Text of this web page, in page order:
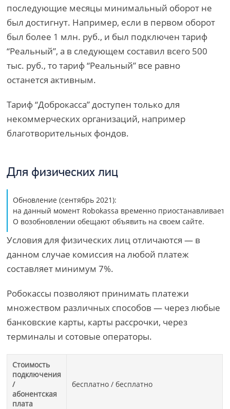
последующие месяцы минимальный оборот не
был достигнут. Например, если в первом оборот
был более 1 млн. руб., и был подключен тариф
“Реальный”, а в следующем составил всего 500
тыс. руб., то тариф “Реальный” все равно
останется активным.
Тариф “Доброкасса” доступен только для
некоммерческих организаций, например
благотворительных фондов.
Для физических лиц
Обновление (сентябрь 2021):
на данный момент Robokassa временно
Условия для физических лиц отличаются — в
данном случае комиссия на любой платеж
составляет минимум 7%.
Робокассы позволяют принимать платежи
множеством различных способов — через любые
банковские карты, карты рассрочки, через
терминалы и сотовые операторы.
Стоимость
подключения
/
абонентская
плата
бесплатно / бесплатно